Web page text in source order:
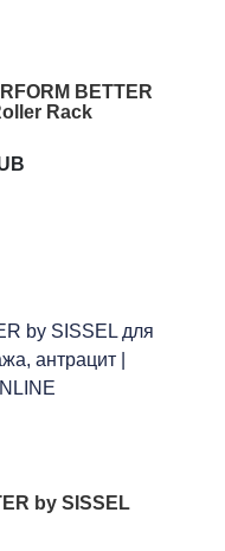
BETTER
Rack
by SISSEL